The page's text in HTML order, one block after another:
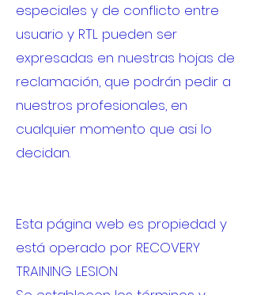
especiales y de conflicto entre
usuario y RTL pueden ser
expresadas en nuestras hojas de
reclamación, que podrán pedir a
nuestros profesionales, en
cualquier momento que asi lo
decidan.
Esta página web es propiedad y
está operado por RECOVERY
TRAINING LESION